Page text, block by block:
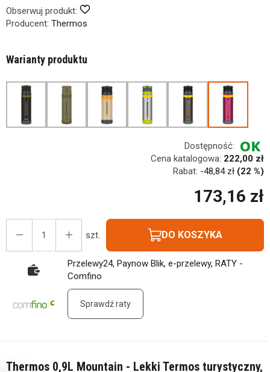
Obserwuj produkt:
Producent: Thermos
Warianty produktu
Dostępność:
Cena katalogowa: 222,00 zł
Rabat: -48,84 zł (22 %)
173,16 zł
szt. DO KOSZYKA
Przelewy24, Paynow Blik, e-przelewy, RATY -
Comfino
Sprawdź raty
Thermos 0,9L Mountain - Lekki Termos turystyczny,